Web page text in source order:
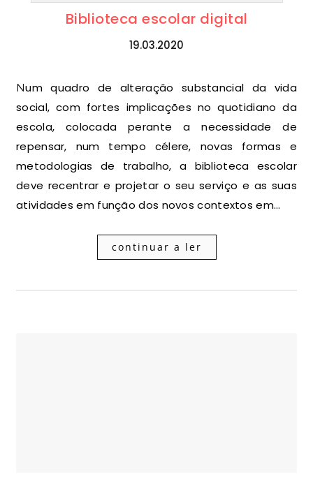
Biblioteca escolar digital
19.03.2020
Num quadro de alteração substancial da vida
social, com fortes implicações no quotidiano da
escola, colocada perante a necessidade de
repensar, num tempo célere, novas formas e
metodologias de trabalho, a biblioteca escolar
deve recentrar e projetar o seu serviço e as suas
atividades em função dos novos contextos em…
continuar a ler